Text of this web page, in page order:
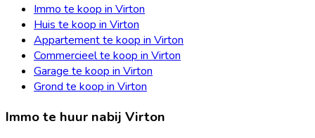
Immo te koop in Virton
Huis te koop in Virton
Appartement te koop in Virton
Commercieel te koop in Virton
Garage te koop in Virton
Grond te koop in Virton
Immo te huur nabij Virton